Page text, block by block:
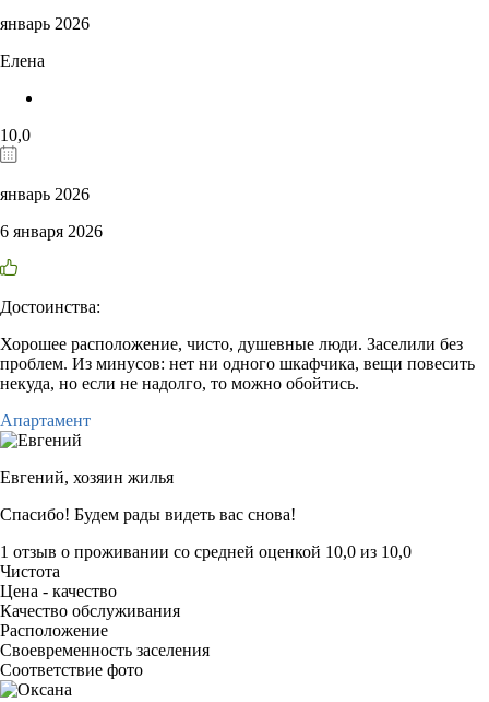
январь 2026
Елена
10,0
январь 2026
6 января 2026
Достоинства:
Хорошее расположение, чисто, душевные люди. Заселили без
проблем. Из минусов: нет ни одного шкафчика, вещи повесить
некуда, но если не надолго, то можно обойтись.
Апартамент
Евгений, хозяин жилья
Спасибо! Будем рады видеть вас снова!
1 отзыв о проживании со средней оценкой 10,0 из 10,0
Чистота
Цена - качество
Качество обслуживания
Расположение
Своевременность заселения
Соответствие фото